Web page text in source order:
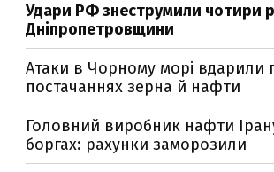
Удари РФ знеструмили чотири
Дніпропетровщини
Атаки в Чорному морі вдарили
постачаннях зерна й нафти
Головний виробник нафти
боргах: рахунки заморозили